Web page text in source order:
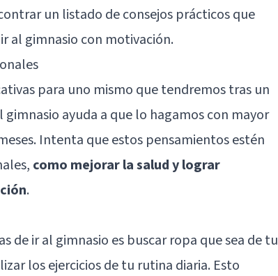
un listado de consejos prácticos que
al gimnasio con motivación.
para uno mismo que tendremos tras un
ayuda a que lo hagamos con mayor
Intenta que estos pensamientos estén
como mejorar la salud y lograr
.
de ir al gimnasio es buscar ropa que sea de tu
los ejercicios de tu rutina diaria. Esto